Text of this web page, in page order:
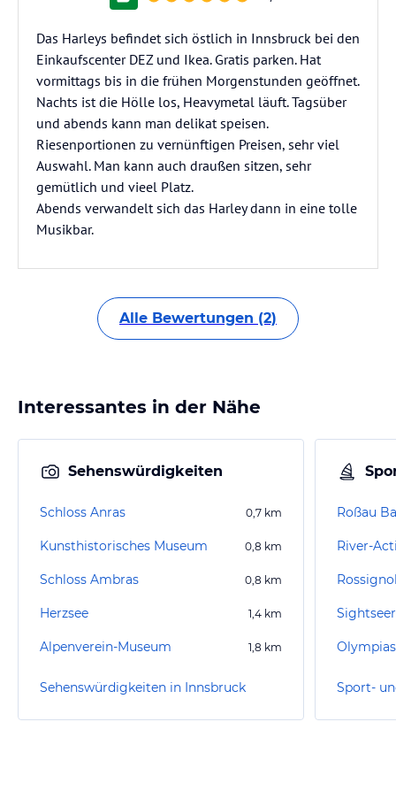
Das Harleys befindet sich östlich in Innsbruck bei den
Einkaufscenter DEZ und Ikea. Gratis parken. Hat
vormittags bis in die frühen Morgenstunden geöffnet.
Nachts ist die Hölle los, Heavymetal läuft. Tagsüber
und abends kann man delikat speisen.
Riesenportionen zu vernünftigen Preisen, sehr viel
Auswahl. Man kann auch draußen sitzen, sehr
gemütlich und vieel Platz.
Abends verwandelt sich das Harley dann in eine tolle
Musikbar.
Alle Bewertungen (2)
Interessantes in der Nähe
Sehenswürdigkeiten
Schloss Anras 0,7 km
Kunsthistorisches Museum 0,8 km
Schloss Ambras 0,8 km
Herzsee 1,4 km
Alpenverein-Museum 1,8 km
Sehenswürdigkeiten in Innsbruck
Roßau
River-
Sightseer